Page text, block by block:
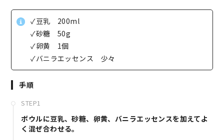
✓豆乳 200ml
✓砂糖 50g
✓卵黄 1個
✓バニラエッセンス 少々
手順
STEP1
ボウルに豆乳、砂糖、卵黄、バニラエッセンスを加えてよ
く混ぜ合わせる。